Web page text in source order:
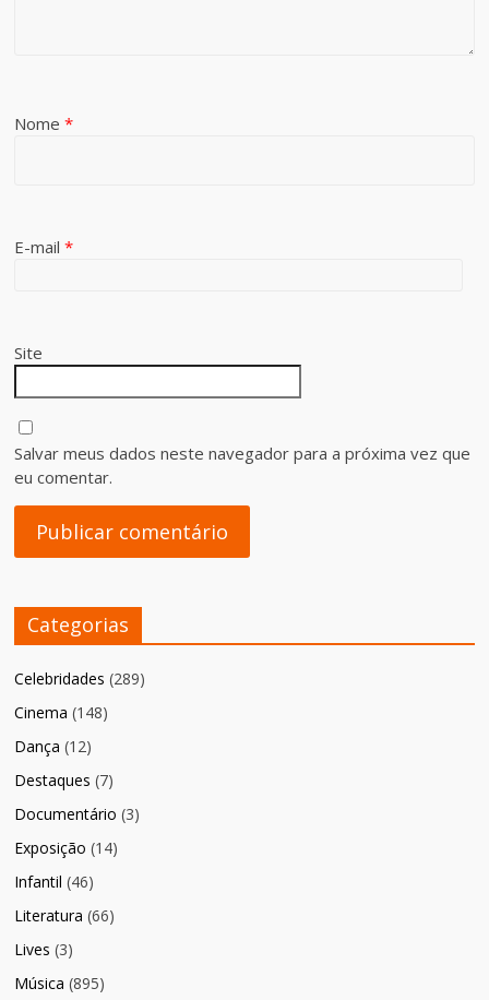
Nome*
E-mail*
Site
Salvar meus dados neste navegador para a próxima vez que
eu comentar.
Categorias
Celebridades (289)
Cinema (148)
Dança (12)
Destaques (7)
Documentário (3)
Exposição (14)
Infantil (46)
Literatura (66)
Lives (3)
Música (895)